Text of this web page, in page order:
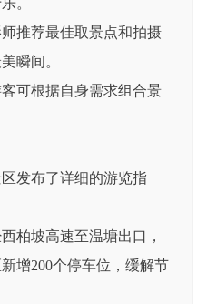
。
推荐最佳取景点和拍摄
瞬间。
可根据自身需求组合景
发布了详细的游览指
柏坡高速至温塘出口，
增200个停车位，缓解节